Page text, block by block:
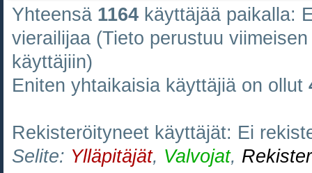
Yhteensä 1164 käyttäjää paikalla:
vierailijaa (Tieto perustuu
käyttäjiin)
Eniten yhtaikaisia käyttäjiä on ollut
Rekisteröityneet käyttäjät: Ei
Selite: Ylläpitäjät, Valvojat,